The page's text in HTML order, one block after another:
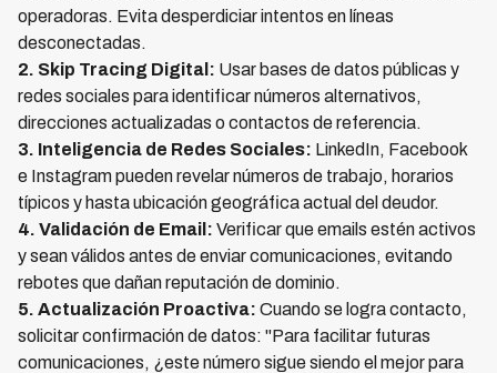
operadoras. Evita desperdiciar intentos en líneas
desconectadas.
2. Skip Tracing Digital: Usar bases de datos públicas y
redes sociales para identificar números alternativos,
direcciones actualizadas o contactos de referencia.
3. Inteligencia de Redes Sociales: LinkedIn, Facebook
e Instagram pueden revelar números de trabajo, horarios
típicos y hasta ubicación geográfica actual del deudor.
4. Validación de Email: Verificar que emails estén activos
y sean válidos antes de enviar comunicaciones, evitando
rebotes que dañan reputación de dominio.
5. Actualización Proactiva: Cuando se logra contacto,
solicitar confirmación de datos: "Para facilitar futuras
comunicaciones, ¿este número sigue siendo el mejor para